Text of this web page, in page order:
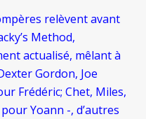
relèvent avant
Method,
actualisé, mêlant à
Gordon, Joe
Frédéric; Chet, Miles,
Yoann -, d’autres